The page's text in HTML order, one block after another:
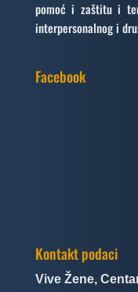
pomoć i zaštitu i
interpersonalnog i
Facebook
Kontakt podaci
Vive Žene,